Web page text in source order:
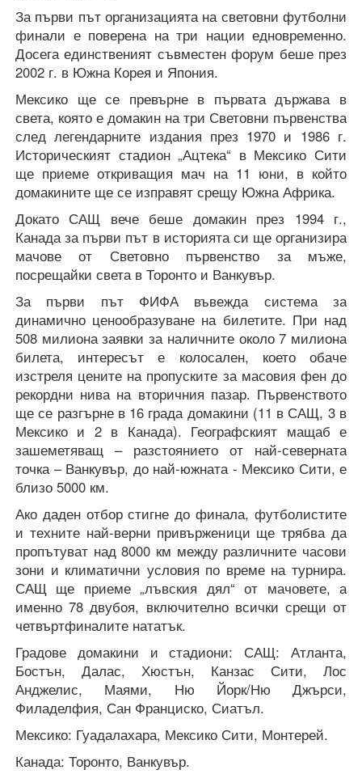
За първи път организацията на световни футболни
финали е поверена на три нации едновременно.
Досега единственият съвместен форум беше през
2002 г. в Южна Корея и Япония.
Мексико ще се превърне в първата държава в
света, която е домакин на три Световни първенства
след легендарните издания през 1970 и 1986 г.
Историческият стадион „Ацтека“ в Мексико Сити
ще приеме откриващия мач на 11 юни, в който
домакините ще се изправят срещу Южна Африка.
Докато САЩ вече беше домакин през 1994 г.,
Канада за първи път в историята си ще организира
мачове от Световно първенство за мъже,
посрещайки света в Торонто и Ванкувър.
За първи път ФИФА въвежда система за
динамично ценообразуване на билетите. При над
508 милиона заявки за наличните около 7 милиона
билета, интересът е колосален, което обаче
изстреля цените на пропуските за масовия фен до
рекордни нива на вторичния пазар. Първенството
ще се разгърне в 16 града домакини (11 в САЩ, 3 в
Мексико и 2 в Канада). Географският мащаб е
зашеметяващ – разстоянието от най-северната
точка – Ванкувър, до най-южната - Мексико Сити, е
близо 5000 км.
Ако даден отбор стигне до финала, футболистите
и техните най-верни привърженици ще трябва да
пропътуват над 8000 км между различните часови
зони и климатични условия по време на турнира.
САЩ ще приеме „лъвския дял“ от мачовете, а
именно 78 двубоя, включително всички срещи от
четвъртфиналите нататък.
Градове домакини и стадиони: САЩ: Атланта,
Бостън, Далас, Хюстън, Канзас Сити, Лос
Анджелис, Маями, Ню Йорк/Ню Джърси,
Филаделфия, Сан Франциско, Сиатъл.
Мексико: Гуадалахара, Мексико Сити, Монтерей.
Канада: Торонто, Ванкувър.